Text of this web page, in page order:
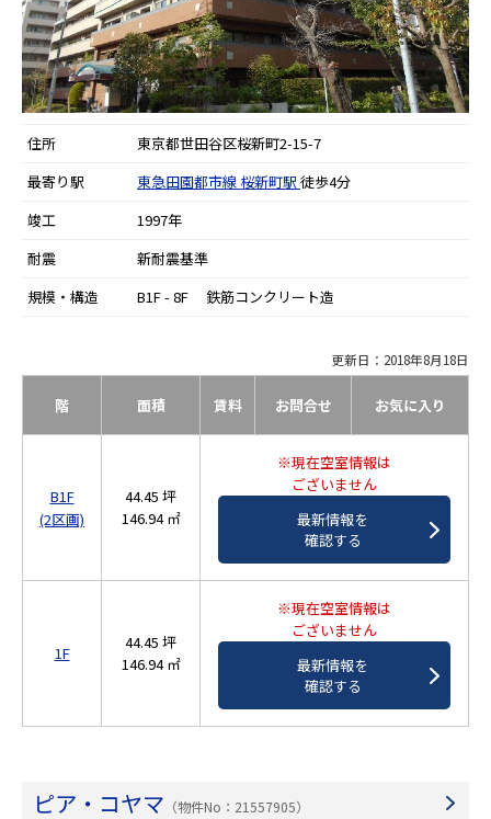
住所
東京都世田谷区桜新町2-15-7
最寄り駅
東急田園都市線 桜新町駅 徒歩4分
竣工
1997年
耐震
新耐震基準
規模・構造
B1F - 8F 鉄筋コンクリート造
更新日：2018年8月18日
階 面積 賃料 お問合せ お気に入り
B1F
(2区画)
44.45 坪
146.94 ㎡
※現在空室情報は
ございません
最新情報を
確認する
1F
44.45 坪
146.94 ㎡
※現在空室情報は
ございません
最新情報を
確認する
ピア・コヤマ （物件No：21557905）